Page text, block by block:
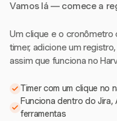
Vamos lá — comece a
Um clique e o cronômetro
timer, adicione um
assim que funciona no
Timer com um clique no
Funciona dentro do Jira,
ferramentas